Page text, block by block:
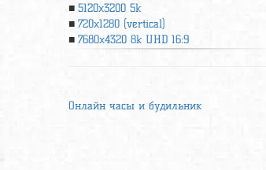
5120x3200 5k
720x1280 (vertical)
7680x4320 8k UHD 16:9
Онлайн часы и будильник